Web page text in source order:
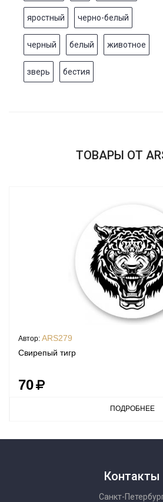
яростный черно-белый
черный белый животное
зверь бестия
ТОВАРЫ ОТ
Автор: ARS279
Свирепый тигр
70
ПОДРОБНЕЕ
Контакты
Санкт-